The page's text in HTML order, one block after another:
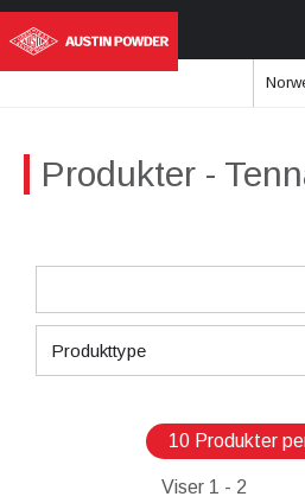
Produkter -
Produkttype
Viser 1 - 2